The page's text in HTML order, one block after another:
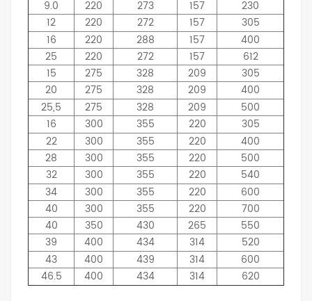
9.0
220 273 157
230
12
220 272 157
305
16
220 288 157
400
25
220 272 157
612
15
275 328 209
305
20
275 328 209
400
25,5
275 328 209
500
16
300 355 220
305
22
300 355 220
400
28
300 355 220
500
32
300 355 220
540
34
300 355 220
600
40
300 355 220
700
40
350 430 265
550
39
400 434 314
520
43
400 439 314
600
46.5
400 434 314 620